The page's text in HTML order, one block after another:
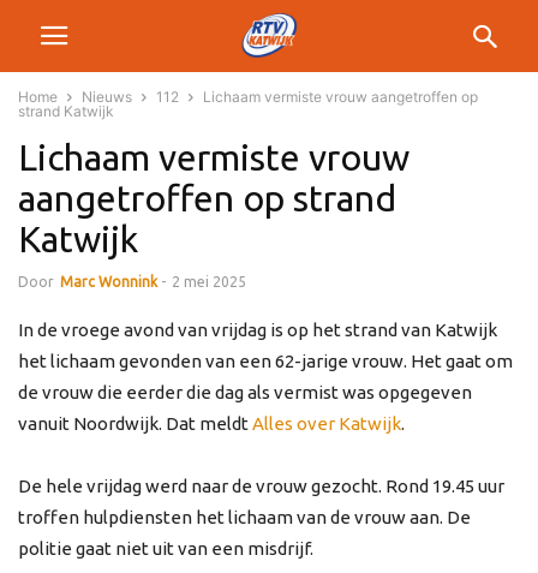
Home Nieuws 112
Lichaam vermiste vrouw aangetroffen op
strand Katwijk
Lichaam vermiste vrouw
aangetroffen op strand
Katwijk
Door Marc Wonnink - 2 mei 2025
In de vroege avond van vrijdag is op het strand van Katwijk
het lichaam gevonden van een 62-jarige vrouw. Het gaat om
de vrouw die eerder die dag als vermist was opgegeven
vanuit Noordwijk. Dat meldtAlles over Katwijk.
De hele vrijdag werd naar de vrouw gezocht. Rond 19.45 uur
troffen hulpdiensten het lichaam van de vrouw aan. De
politie gaat niet uit van een misdrijf.